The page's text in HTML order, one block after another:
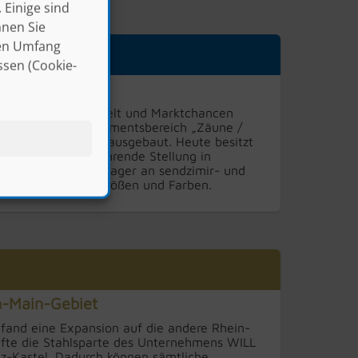
sind
Sie
Umfang
(Cookie-
weiterentwickelt und Marktchancen
der neue Sortimentsbereich „Zäune /
auf- und ausgebaut. Heute besitzt
Sparte eine führende Stellung in
gut sortierten Lager an sendzimir- und
in allen Größen und Farben.
Main-Gebiet
eine Expansion auf die andere Rhein-
die Stahlsparte des Unternehmens WILL